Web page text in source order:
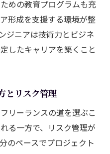
めの教育プログラムも充
形成を支援する環境が整
ジニアは技術力とビジネ
したキャリアを築くこと
とリスク管理
リーランスの道を選ぶこ
る一方で、リスク管理が
のペースでプロジェクト